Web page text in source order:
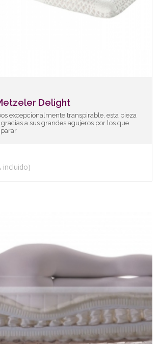
Delight
excepcionalmente transpirable, esta pieza
a sus grandes agujeros por los que
incluido)